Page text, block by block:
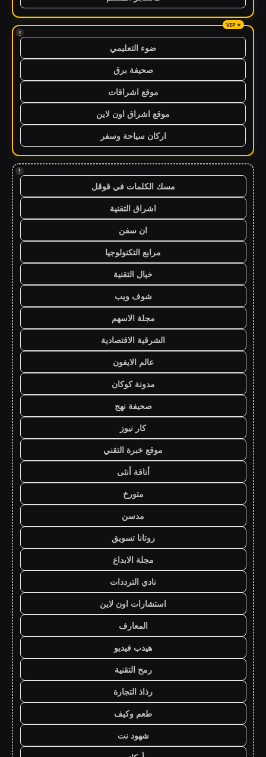
!
ضوء التعليمي
صحيفة برق
موقع اشراقات
موقع اشراق اون لاين
اركان سياحة وسفر
!
مسك الكلمات في قوقل
اشراق التقنية
ان سفن
مرابع التكنولوجيا
خيال التقنية
شوف ويب
مجلة الاسهم
الشرقية الاقتصادية
عالم الايفون
مدونة كوكان
صحيفة نهج
كار نيوز
موقع خبرة التقني
أناقة أنثى
متورخ
مدسن
روتانا تسويق
مجلة الابداع
نادي الترددات
استشارات اون لاين
المعارف
هيدب فيديو
رمح التقنية
رذاذ التجارة
طعم وكيف
شهود نت